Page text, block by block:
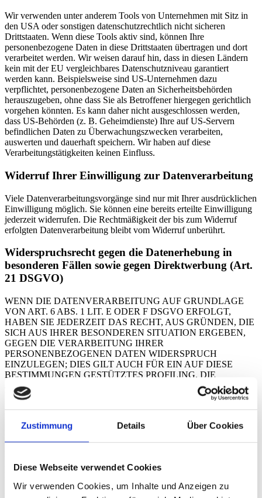
Zustimmung Details Über Cookies
Diese Webseite verwendet Cookies
Wir verwenden Cookies, um Inhalte und Anzeigen zu
Wir verwenden unter anderem Tools von Unternehmen mit Sitz in
den USA oder sonstigen datenschutzrechtlich nicht sicheren
Drittstaaten. Wenn diese Tools aktiv sind, können Ihre
personenbezogene Daten in diese Drittstaaten übertragen und dort
verarbeitet werden. Wir weisen darauf hin, dass in diesen Ländern
kein mit der EU vergleichbares Datenschutzniveau garantiert
werden kann. Beispielsweise sind US-Unternehmen dazu
verpflichtet, personenbezogene Daten an Sicherheitsbehörden
herauszugeben, ohne dass Sie als Betroffener hiergegen gerichtlich
vorgehen könnten. Es kann daher nicht ausgeschlossen werden,
dass US-Behörden (z. B. Geheimdienste) Ihre auf US-Servern
befindlichen Daten zu Überwachungszwecken verarbeiten,
auswerten und dauerhaft speichern. Wir haben auf diese
Verarbeitungstätigkeiten keinen Einfluss.
Widerruf Ihrer Einwilligung zur Datenverarbeitung
Viele Datenverarbeitungsvorgänge sind nur mit Ihrer ausdrücklichen
Einwilligung möglich. Sie können eine bereits erteilte Einwilligung
jederzeit widerrufen. Die Rechtmäßigkeit der bis zum Widerruf
erfolgten Datenverarbeitung bleibt vom Widerruf unberührt.
Widerspruchsrecht gegen die Datenerhebung in
besonderen Fällen sowie gegen Direktwerbung (Art.
21 DSGVO)
WENN DIE DATENVERARBEITUNG AUF GRUNDLAGE
VON ART. 6 ABS. 1 LIT. E ODER F DSGVO ERFOLGT,
HABEN SIE JEDERZEIT DAS RECHT, AUS GRÜNDEN, DIE
SICH AUS IHRER BESONDEREN SITUATION ERGEBEN,
GEGEN DIE VERARBEITUNG IHRER
PERSONENBEZOGENEN DATEN WIDERSPRUCH
EINZULEGEN; DIES GILT AUCH FÜR EIN AUF DIESE
BESTIMMUNGEN GESTÜTZTES PROFILING. DIE
JEWEILIGE RECHTSGRUNDLAGE, AUF DENEN EINE
VERARBEITUNG BERUHT, ENTNEHMEN SIE DIESER
PERSONENBEZOGENEN DATEN NICHT MEHR
RECHTE UND FREIHEITEN ÜBERWIEGEN ODER DIE
AUSÜBUNG ODER VERTEIDIGUNG VON